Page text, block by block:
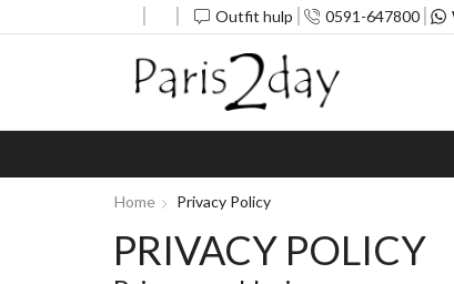
Outfit hulp 0591-647800
Home Privacy Policy
PRIVACY POLICY